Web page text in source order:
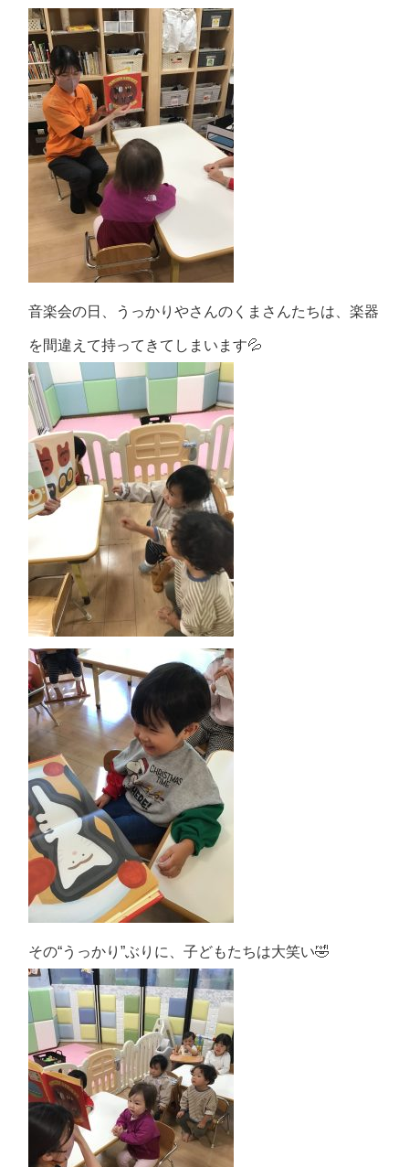
音楽会の日、うっかりやさんのくまさんたちは、楽器
を間違えて持ってきてしまいます💦
その“うっかり”ぶりに、子どもたちは大笑い🤣